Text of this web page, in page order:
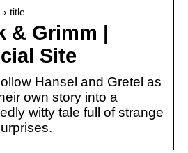
title
& Grimm |
Site
Hansel and Gretel as
own story into a
witty tale full of strange